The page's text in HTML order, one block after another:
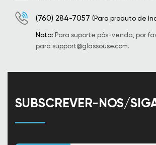
(760) 284-7057 (Para produto de
Nota: Para suporte pós-venda, por
para support@glassouse.com.
SUBSCREVER-NOS/